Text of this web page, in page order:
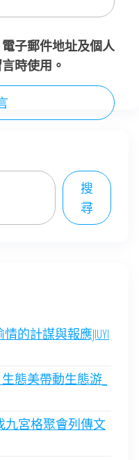
子郵件地址及個人
時使用。
搜
尋
情的計謀與報應JIUYI
態美帶動生態游_
九宮格聚會列傳文